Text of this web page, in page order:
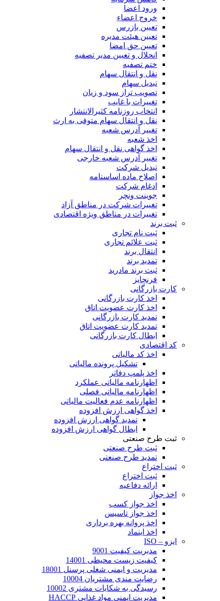
ورود اعضا
خروج اعضاء
تعیین بازرس
تعیین هیئت مدیره
تعیین حق امضا
انحلال و تعیین مدیر تصفیه
ختم تصفیه
نقل و انتقال سهام
تبدیل سهام
تصویب تراز سود و زیان
تغییرات با غایب
انتخاب روزنامه کثیرالانتشار
نقل و انتقال سهام متوفی به ارث
تغییر آدرس شعبه
اخذ شعبه
اخذ گواهی نقل و انتقال سهام
تغییر آدرس شعبه خارجی
تبدیل شرکت
اصلاح ماده اساسنامه
ادغام شرکت
جوینت ونچر
تغییرات شرکت در مناطق آزاد
تغییرات در مناطق ویژه اقتصادی
ثبت برند
ثبت نام تجاری
ثبت علائم تجاری
انتقال برند
تمدید برند
ثبت برند مادرید
فرنچایز
کارت بازرگانی
اخذ کارت بازرگانی
اخذ کارت عضویت اتاق
تمدید کارت بازرگانی
تمدید کارت عضویت اتاق
ابطال کارت بازرگانی
کد اقتصادی
اخذ کد مالیاتی
تشکیل پرونده مالیاتی
اخذ پلمپ دفاتر
اظهارنامه مالیاتی عملکرد
اظهارنامه مالیاتی فصلی
اظهارنامه عدم فعالیت مالیاتی
اخذ گواهی ارزش افزوده
تمدید گواهی ارزش افزوده
ابطال گواهی ارزش افزوده
ثبت طرح صنعتی
ثبت طرح صنعتی
تمدید طرح صنعتی
ثبت اختراع
ثبت اختراع
ارائه دفاعیه
اخذ جواز
اخذ جواز کسب
اخذ جواز تاسیس
اخذ پروانه بهره برداری
اخذ اینماد
ایزو – ISO
مدیریت کیفیت 9001
کیفیت زیست محیطی 14001
مدیریت و ایمنی شغلی پرسنل 18001
رضایت مندی مشتریان 10004
رسیدگی به شکایات مشتری 10002
مدیریت ایمنی مواد غذایی HACCP